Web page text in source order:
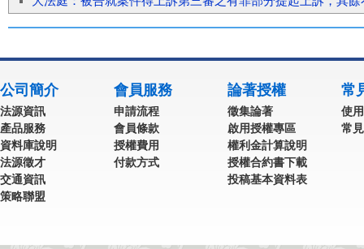
公司簡介
法源資訊
產品服務
資料庫說明
法源徵才
交通資訊
策略聯盟
會員服務
申請流程
會員條款
授權費用
付款方式
論著授權
徵集論著
啟用授權專區
權利金計算說明
授權合約書下載
投稿基本資料表
常
使
常